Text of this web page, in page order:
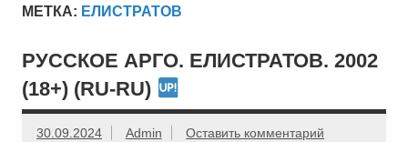
МЕТКА: ЕЛИСТРАТОВ
РУССКОЕ АРГО. ЕЛИСТРАТОВ. 2002
(18+) (RU-RU)
30.09.2024 Admin Оставить комментарий